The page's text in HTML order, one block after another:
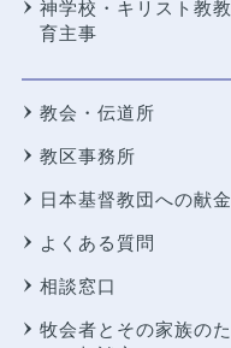
神学校・キリスト教教
育主事
教会・伝道所
教区事務所
日本基督教団への献金
よくある質問
相談窓口
牧会者とその家族のた